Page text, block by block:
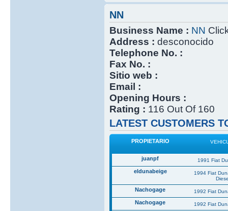
NN
Business Name : NN
Address : desconocido
Telephone No. :
Fax No. :
Sitio web :
Email :
Opening Hours :
Rating : 116 Out Of 160
LATEST CUSTOMERS
PROPIETARIO
juanpf 1991 Fiat
eldunabeige
1994 Fiat
Nachogage 1992 Fiat
Nachogage 1992 Fiat